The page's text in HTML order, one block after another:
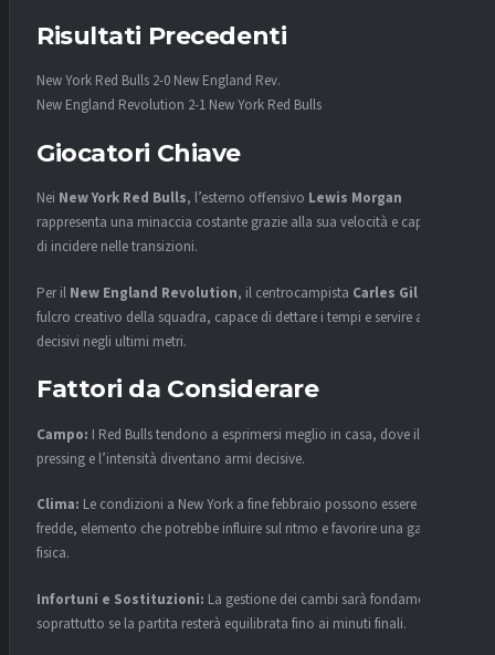
Risultati Precedenti
New York Red Bulls 2-0 New England Rev.
New England Revolution 2-1 New York Red Bulls
Giocatori Chiave
Nei New York Red Bulls, l’esterno offensivo Lewis Morgan
rappresenta una minaccia costante grazie alla sua velocità e capacità
di incidere nelle transizioni.
Per il New England Revolution, il centrocampista Carles Gil
fulcro creativo della squadra, capace di dettare i tempi e servire assist
decisivi negli ultimi metri.
Fattori da Considerare
Campo: I Red Bulls tendono a esprimersi meglio in casa, dove il
pressing e l’intensità diventano armi decisive.
Clima: Le condizioni a New York a fine febbraio possono essere
fredde, elemento che potrebbe influire sul ritmo e favorire una gara
fisica.
Infortuni e Sostituzioni: La gestione dei cambi sarà fondamentale,
soprattutto se la partita resterà equilibrata fino ai minuti finali.